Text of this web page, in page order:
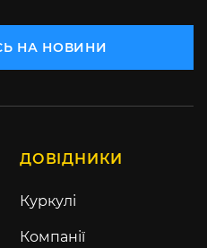
НА НОВИНИ
ДОВІДНИКИ
Куркулі
Компанії